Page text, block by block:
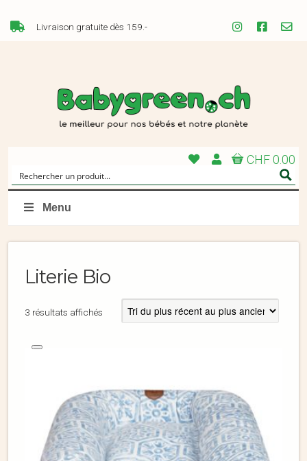
Livraison gratuite dès 159.-
CHF 0.00
Menu
Literie Bio
3 résultats affichés